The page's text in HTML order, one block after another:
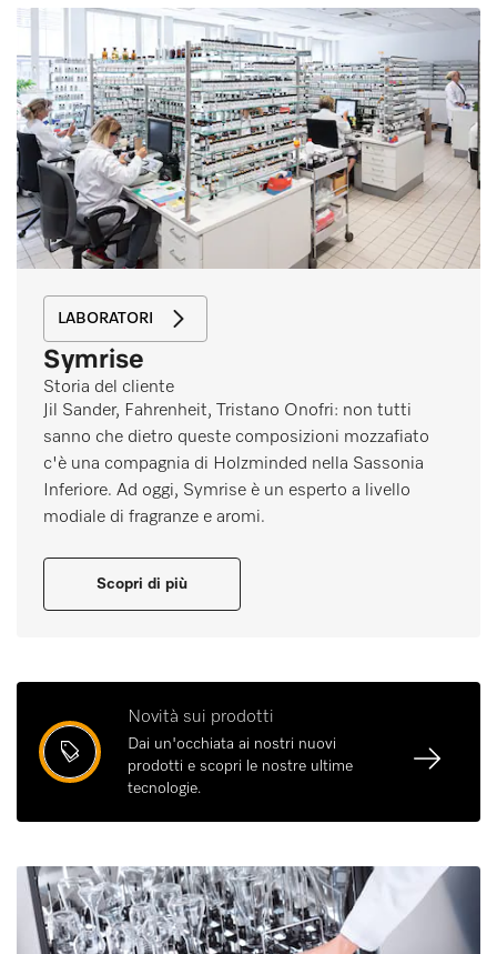
LABORATORI
Symrise
Storia del cliente
Jil Sander, Fahrenheit, Tristano Onofri: non tutti
sanno che dietro queste composizioni mozzafiato
c'è una compagnia di Holzminded nella Sassonia
Inferiore. Ad oggi, Symrise è un esperto a livello
modiale di fragranze e aromi.
Scopri di più
Novità sui prodotti
Dai un'occhiata ai nostri nuovi
prodotti e scopri le nostre ultime
tecnologie.